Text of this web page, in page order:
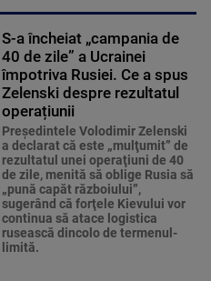
S-a încheiat „campania de
40 de zile” a Ucrainei
împotriva Rusiei. Ce a spus
Zelenski despre rezultatul
operațiunii
Preşedintele Volodimir Zelenski
a declarat că este „mulţumit” de
rezultatul unei operaţiuni de 40
de zile, menită să oblige Rusia să
„pună capăt războiului”,
sugerând că forţele Kievului vor
continua să atace logistica
rusească dincolo de termenul-
limită.